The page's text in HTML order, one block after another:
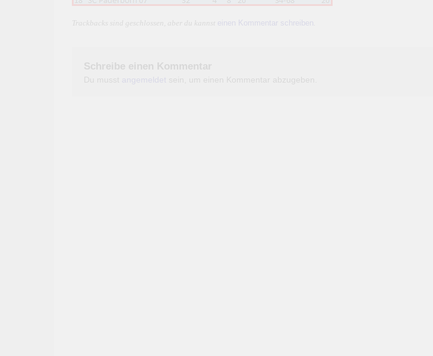
Trackbacks sind geschlossen, aber du kannst einen Kommentar schreiben